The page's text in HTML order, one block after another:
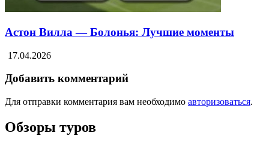
Астон Вилла — Болонья: Лучшие моменты
17.04.2026
Добавить комментарий
Для отправки комментария вам необходимо авторизоваться.
Обзоры туров